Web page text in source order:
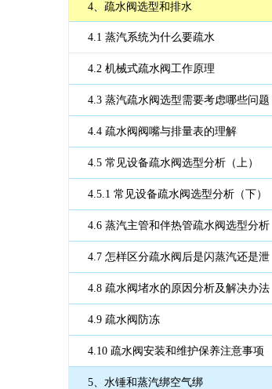
4、疏水阀选型和排水
4.1 蒸汽系统为什么要疏水
4.2 机械式疏水阀工作原理
4.3 蒸汽疏水阀选型需要考虑哪些问题
怎样选型？
4.4 疏水阀阀嘴与排量表的理解
4.5 常见设备疏水阀选型分析（上）
4.5.1 常见设备疏水阀选型分析（下）
4.6 蒸汽主管和伴热管疏水阀选型分析
4.7 怎样区分疏水阀后是闪蒸汽还是泄
漏？
4.8 疏水阀堵水的原因分析及解决办法
4.9 疏水阀防冻
4.10 疏水阀安装和维护保养注意事项
5、水锤和蒸汽绑空气绑